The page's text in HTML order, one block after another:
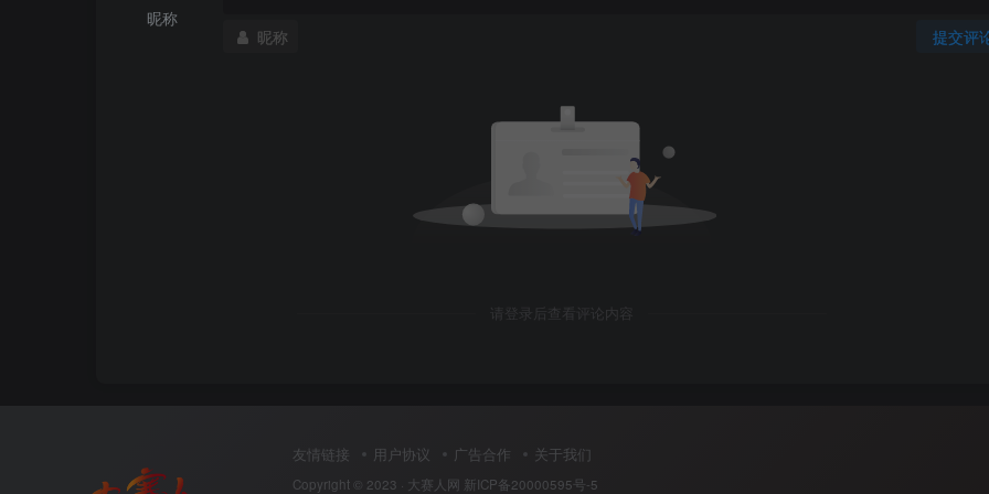
昵称
提交评
昵称
请登录后查看评论内容
友情链接 用户协议 广告合作 关于我们
Copyright © 2023 · 大赛人网 新ICP备20000595号-5